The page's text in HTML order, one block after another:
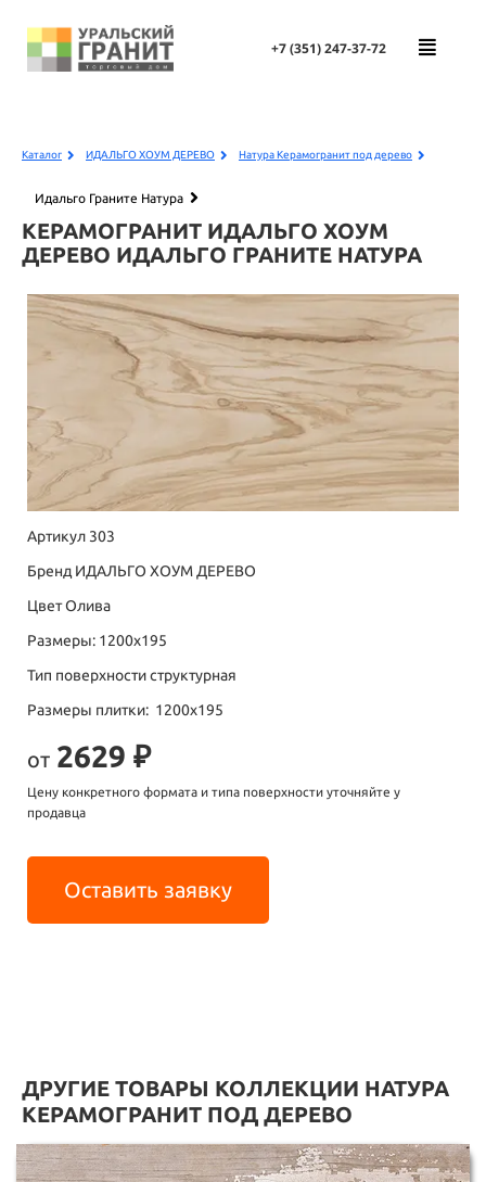
+7 (351)247-37-72
Каталог ИДАЛЬГО ХОУМ ДЕРЕВО Натура Керамогранит под дерево
Идальго Граните Натура
КЕРАМОГРАНИТ ИДАЛЬГО ХОУМ
ДЕРЕВО ИДАЛЬГО ГРАНИТЕ НАТУРА
Артикул 303
Бренд ИДАЛЬГО ХОУМ ДЕРЕВО
Цвет Олива
Размеры: 1200х195
Тип поверхности структурная
Размеры плитки: 1200х195
от 2629 ₽
Цену конкретного формата и типа поверхности уточняйте у
продавца
Оставить заявку
ДРУГИЕ ТОВАРЫ КОЛЛЕКЦИИ НАТУРА
КЕРАМОГРАНИТ ПОД ДЕРЕВО